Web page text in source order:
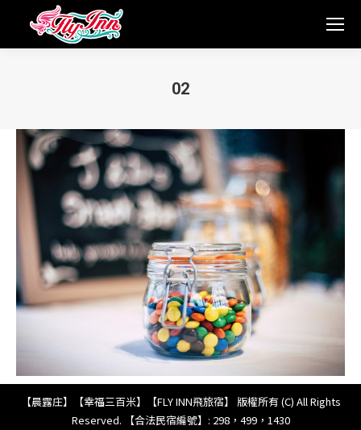
02
【晨露庄】【幸福三百米】【FLY INN飛旅宿】 版權所有 (C) All Rights
Reserved. 【合法民宿編號】: 298，499，1430